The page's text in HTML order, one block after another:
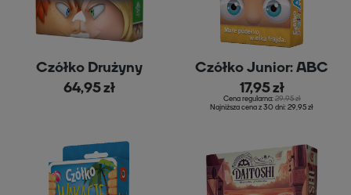
Czółko Drużyny
64,95 zł
Czółko Junior: ABC
17,95 zł
Cena regularna:29,95 zł
Najniższa cena z 30 dni:29,95 zł